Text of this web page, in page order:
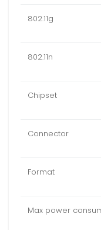
802.11g
802.11n
Chipset
Connector
Format
Max power